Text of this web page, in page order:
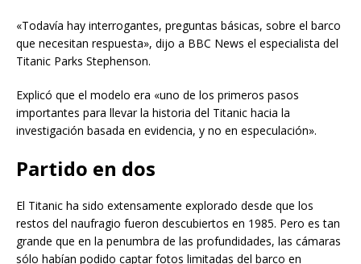
«Todavía hay interrogantes, preguntas básicas, sobre el barco
que necesitan respuesta», dijo a BBC News el especialista del
Titanic Parks Stephenson.
Explicó que el modelo era «uno de los primeros pasos
importantes para llevar la historia del Titanic hacia la
investigación basada en evidencia, y no en especulación».
Partido en dos
El Titanic ha sido extensamente explorado desde que los
restos del naufragio fueron descubiertos en 1985. Pero es tan
grande que en la penumbra de las profundidades, las cámaras
sólo habían podido captar fotos limitadas del barco en